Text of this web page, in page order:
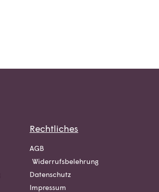
Rechtliches
AGB
Widerrufsbelehrung
Datenschutz
Impressum